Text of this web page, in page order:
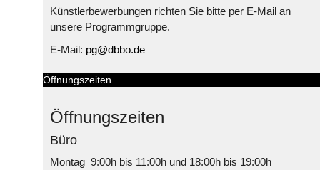
Künstlerbewerbungen richten Sie bitte per E-Mail an
unsere Programmgruppe.
E-Mail: pg@dbbo.de
Öffnungszeiten
Öffnungszeiten
Büro
Montag 9:00h bis 11:00h und 18:00h bis 19:00h